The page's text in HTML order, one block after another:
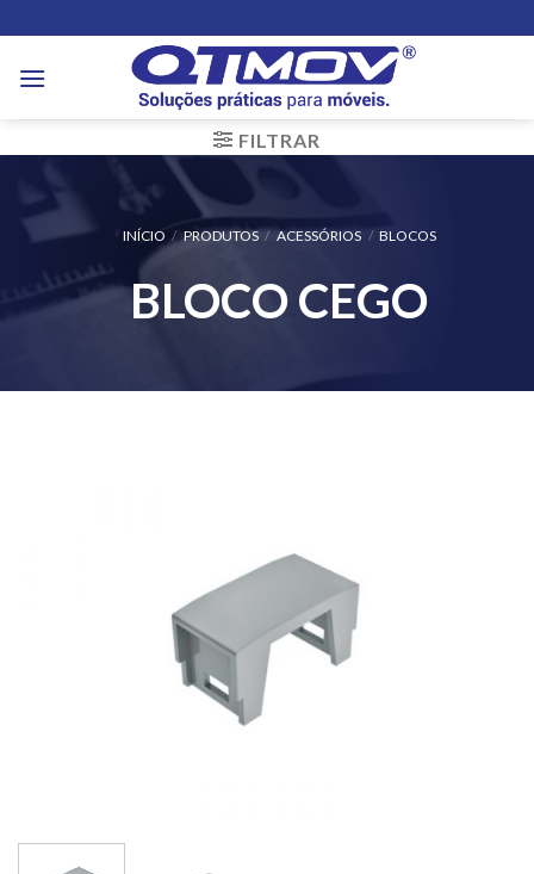
to
content
FILTRAR
INÍCIO / PRODUTOS / ACESSÓRIOS / BLOCOS
BLOCO CEGO